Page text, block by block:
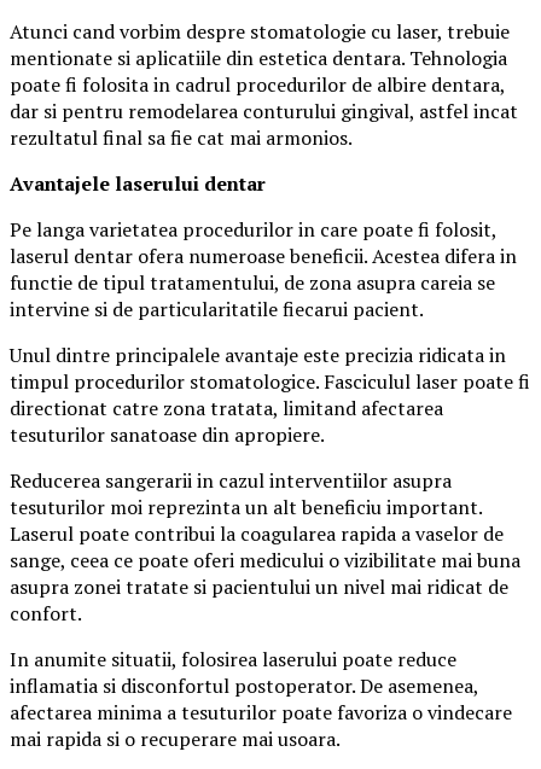
Atunci cand vorbim despre stomatologie cu laser, trebuie
mentionate si aplicatiile din estetica dentara. Tehnologia
poate fi folosita in cadrul procedurilor de albire dentara,
dar si pentru remodelarea conturului gingival, astfel incat
rezultatul final sa fie cat mai armonios.
Avantajele laserului dentar
Pe langa varietatea procedurilor in care poate fi folosit,
laserul dentar ofera numeroase beneficii. Acestea difera in
functie de tipul tratamentului, de zona asupra careia se
intervine si de particularitatile fiecarui pacient.
Unul dintre principalele avantaje este precizia ridicata in
timpul procedurilor stomatologice. Fasciculul laser poate fi
directionat catre zona tratata, limitand afectarea
tesuturilor sanatoase din apropiere.
Reducerea sangerarii in cazul interventiilor asupra
tesuturilor moi reprezinta un alt beneficiu important.
Laserul poate contribui la coagularea rapida a vaselor de
sange, ceea ce poate oferi medicului o vizibilitate mai buna
asupra zonei tratate si pacientului un nivel mai ridicat de
confort.
In anumite situatii, folosirea laserului poate reduce
inflamatia si disconfortul postoperator. De asemenea,
afectarea minima a tesuturilor poate favoriza o vindecare
mai rapida si o recuperare mai usoara.